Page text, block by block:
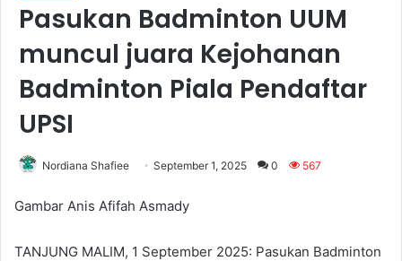
Pasukan Badminton UUM
muncul juara Kejohanan
Badminton Piala Pendaftar
UPSI
Nordiana Shafiee September 1, 2025 0 567
Gambar Anis Afifah Asmady
TANJUNG MALIM, 1 September 2025: Pasukan Badminton